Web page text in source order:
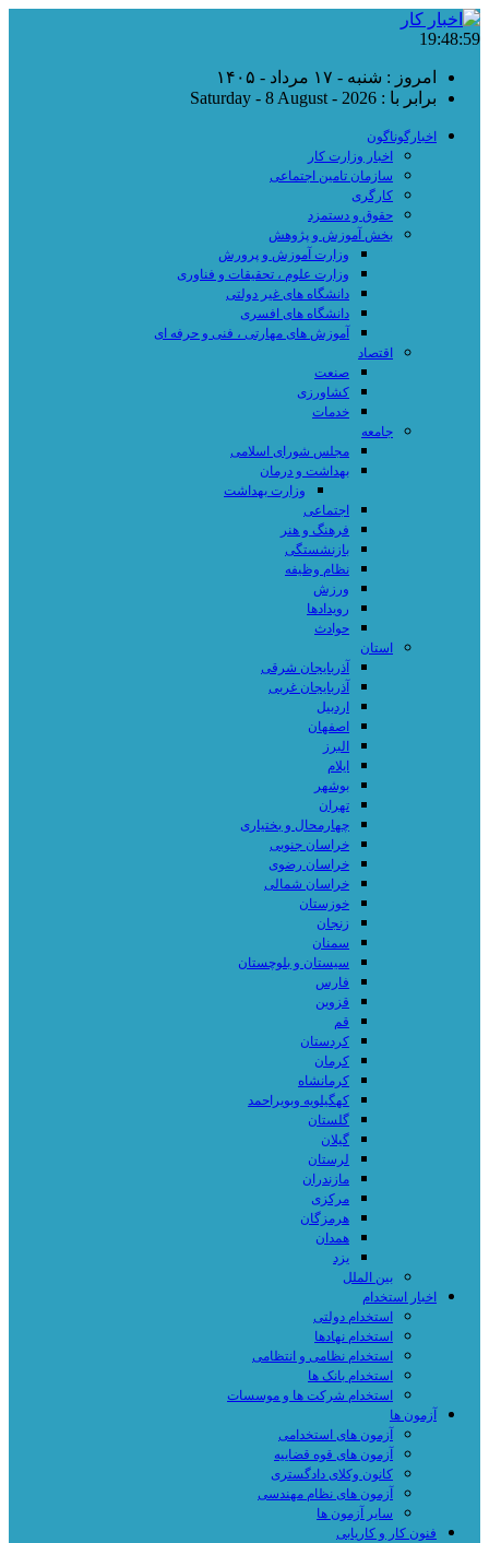
19:48:59
امروز : شنبه - ۱۷ مرداد - ۱۴۰۵
برابر با : Saturday - 8 August - 2026
اخبارگوناگون
اخبار وزارت کار
سازمان تامین اجتماعی
کارگری
حقوق و دستمزد
بخش آموزش و پژوهش
وزارت آموزش و پرورش
وزارت علوم ، تحقیقات و فناوری
دانشگاه های غیر دولتی
دانشگاه های افسری
آموزش های مهارتی ، فنی و حرفه ای
اقتصاد
صنعت
کشاورزی
خدمات
جامعه
مجلس شورای اسلامی
بهداشت و درمان
وزارت بهداشت
اجتماعی
فرهنگ و هنر
بازنشستگی
نظام وظیفه
ورزش
رویدادها
حوادث
استان
آذربایجان شرقی
آذربایجان غربی
اردبیل
اصفهان
البرز
ایلام
بوشهر
تهران
چهارمحال و بختیاری
خراسان جنوبی
خراسان رضوی
خراسان شمالی
خوزستان
زنجان
سمنان
سیستان و بلوچستان
فارس
قزوین
قم
کردستان
کرمان
کرمانشاه
کهگیلویه وبویراحمد
گلستان
گیلان
لرستان
مازندران
مرکزی
هرمزگان
همدان
یزد
بین الملل
اخبار استخدام
استخدام دولتی
استخدام نهادها
استخدام نظامی و انتظامی
استخدام بانک ها
استخدام شرکت ها و موسسات
آزمون ها
آزمون های استخدامی
آزمون های قوه قضاییه
کانون وکلای دادگستری
آزمون های نظام مهندسی
سایر آزمون ها
فنون کار و کاریابی